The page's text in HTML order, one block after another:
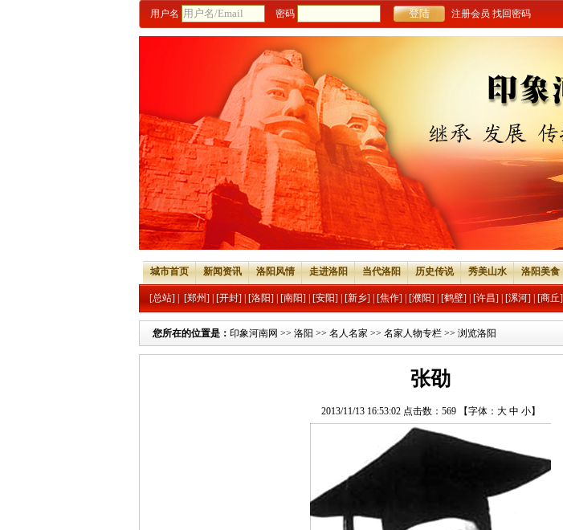
用户名 密码 注册会员 找回密码
城市首页 新闻资讯 洛阳风情 走进洛阳 当代洛阳 历史传说 秀美山水 洛阳美食
[总站] [郑州] [开封] [洛阳] [南阳] [安阳] [新乡] [焦作] [濮阳] [鹤壁] [许昌] [漯河] [商丘]
您所在的位置是： 印象河南网 >> 洛阳 >> 名人名家 >> 名家人物专栏 >> 浏览洛阳
张劭
2013/11/13 16:53:02 点击数： 569 【字体： 大 中 小】